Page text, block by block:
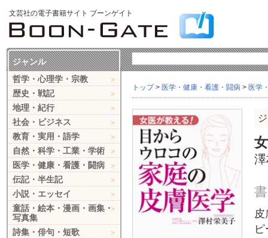
文芸社の電子書籍サイト ブーンゲイト
トップ> 医学・健康・看護・闘病 > 医学
ジャンル
哲学・心理学・宗教
歴史・戦記
地理・紀行
社会・ビジネス
教育・実用・語学
自然・科学・工業・学術
医学・健康・看護・闘病
伝記・半生記
小説・エッセイ
童話・絵本・漫画・画集・
写真集
詩集・俳句・短歌